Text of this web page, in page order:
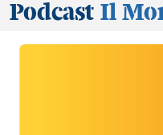
Podcast Il